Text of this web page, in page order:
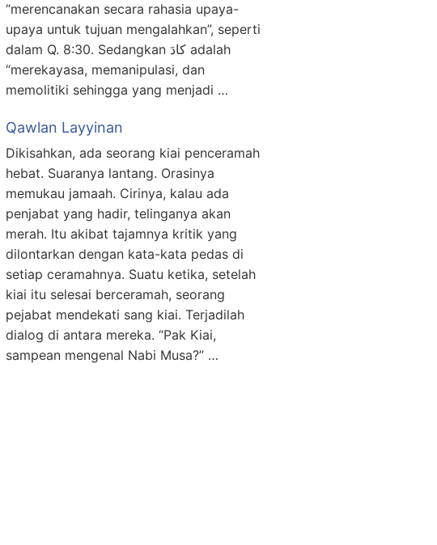
“merencanakan secara rahasia upaya-
upaya untuk tujuan mengalahkan”, seperti
dalam Q. 8:30. Sedangkan كادَ adalah
“merekayasa, memanipulasi, dan
memolitiki sehingga yang menjadi …
Qawlan Layyinan
Dikisahkan, ada seorang kiai penceramah
hebat. Suaranya lantang. Orasinya
memukau jamaah. Cirinya, kalau ada
penjabat yang hadir, telinganya akan
merah. Itu akibat tajamnya kritik yang
dilontarkan dengan kata-kata pedas di
setiap ceramahnya. Suatu ketika, setelah
kiai itu selesai berceramah, seorang
pejabat mendekati sang kiai. Terjadilah
dialog di antara mereka. “Pak Kiai,
sampean mengenal Nabi Musa?” …